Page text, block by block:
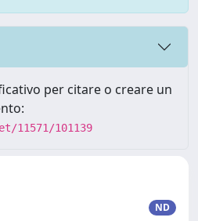
per citare o creare un
11571/101139
ND